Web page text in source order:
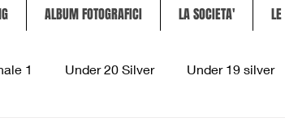
ALBUM FOTOGRAFICI LA SOCIETA'
1 Under 20 Silver Under 19 silver